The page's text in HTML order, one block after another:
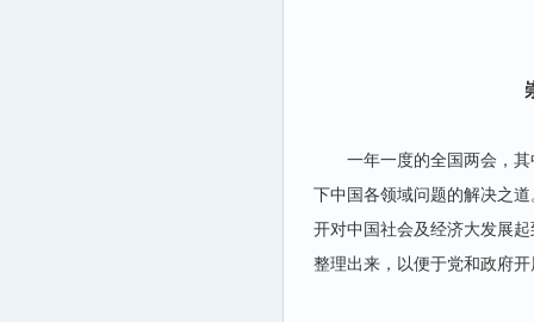
一年一度的全国两会，
下中国各领域问题的解决之
开对中国社会及经济大发展
整理出来，以便于党和政府